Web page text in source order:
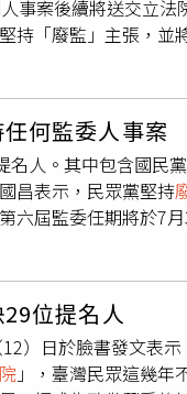
指出，被提名人將肩
，先全部否決29位提
人如何爭取跨黨派支
事案後續將送交立
持「廢監」主張，並
存在，應從制度面
依據《立法院職權
取得57席同意票。
多數，就應該趕快推
巴在講，實際上卻
願意討論制度改革
，擺明是為了打擊
直接面對五權憲法改
反對而反對、為杯
。」
何監委人事案
人。其中包含國民
昌表示，民眾黨堅持
六屆監委任期將於7
權促進會會長陳永興
審議，總統府也呼
持。黃國昌批評，
預算，不再浪費納稅
位提名人
）日於臉書發文表
」，臺灣民眾這幾年